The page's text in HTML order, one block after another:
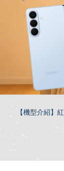
【機型介紹】